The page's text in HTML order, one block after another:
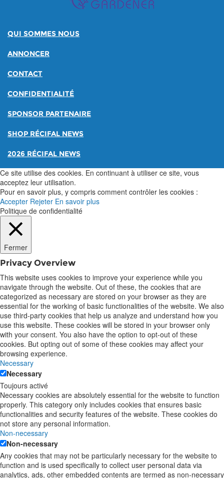
QUI SOMMES NOUS
ANNONCER
CONTACT
CONFIDENTIALITÉ
SPONSOR PARTENAIRE
SHOP RÉCIFAL NEWS
2026 RÉCIFAL NEWS
Ce site utilise des cookies. En continuant à utiliser ce site, vous
acceptez leur utilisation.
Pour en savoir plus, y compris comment contrôler les cookies :
Accepter Rejeter En savoir plus
Politique de confidentialité
Fermer
Privacy Overview
This website uses cookies to improve your experience while you
navigate through the website. Out of these, the cookies that are
categorized as necessary are stored on your browser as they are
essential for the working of basic functionalities of the website. We also
use third-party cookies that help us analyze and understand how you
use this website. These cookies will be stored in your browser only
with your consent. You also have the option to opt-out of these
cookies. But opting out of some of these cookies may affect your
browsing experience.
Necessary
Necessary
Toujours activé
Necessary cookies are absolutely essential for the website to function
properly. This category only includes cookies that ensures basic
functionalities and security features of the website. These cookies do
not store any personal information.
Non-necessary
Non-necessary
Any cookies that may not be particularly necessary for the website to
function and is used specifically to collect user personal data via
analytics, ads, other embedded contents are termed as non-necessary